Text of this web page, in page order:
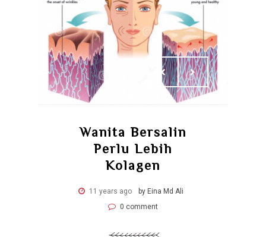
Wanita Bersalin
Perlu Lebih
Kolagen
11 years ago
by Eina Md Ali
0 comment